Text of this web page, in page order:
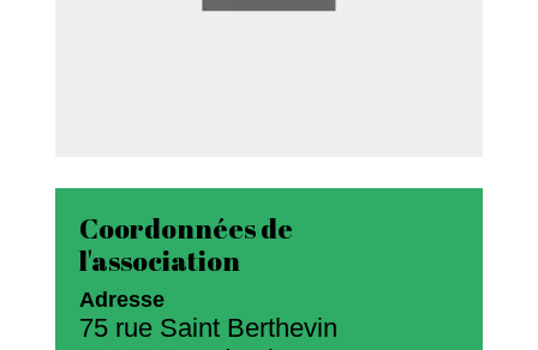
Coordonnées de
l'association
Adresse
75 rue Saint Berthevin